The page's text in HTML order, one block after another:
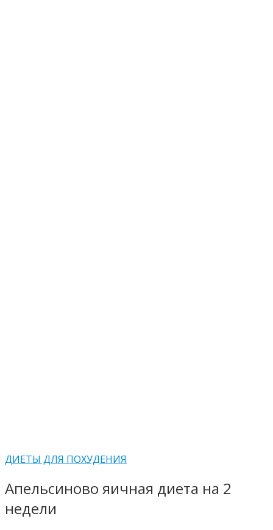
ДИЕТЫ ДЛЯ ПОХУДЕНИЯ
Апельсиново яичная диета на 2
недели